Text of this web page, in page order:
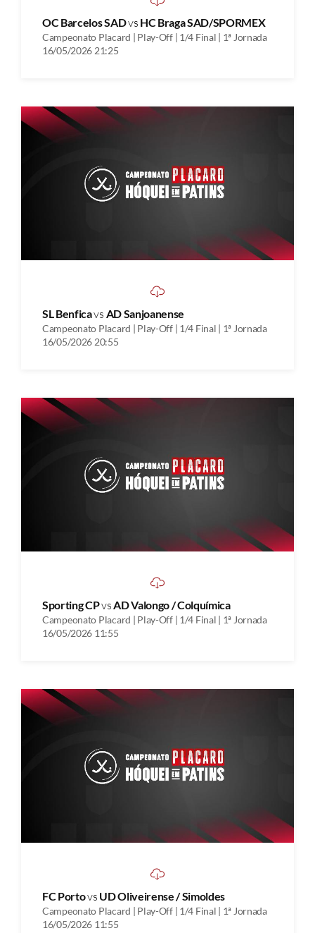
OC Barcelos SADvs HC Braga SAD/SPORMEX
Campeonato Placard | Play-Off | 1/4 Final | 1ª Jornada
16/05/2026 21:25
SL Benficavs AD Sanjoanense
Campeonato Placard | Play-Off | 1/4 Final | 1ª Jornada
16/05/2026 20:55
Sporting CPvsAD Valongo / Colquímica
Campeonato Placard | Play-Off | 1/4 Final | 1ª Jornada
16/05/2026 11:55
FC Portovs UD Oliveirense / Simoldes
Campeonato Placard | Play-Off | 1/4 Final | 1ª Jornada
16/05/2026 11:55